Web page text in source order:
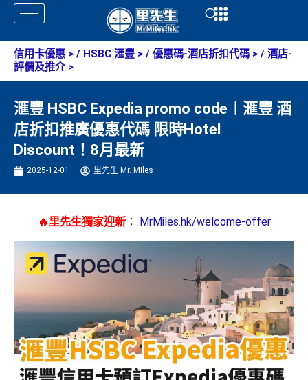
Skip
content
Open
信用卡優惠 > / HSBC 滙豐 > / 優惠碼-酒店折扣代碼 > / 酒店-
評價及推介>
滙豐 HSBC Expedia promo code︱滙豐 酒
店折扣推廣優惠代碼 限時Hotel
Discount！8月最新
2025-12-01 里先生 Mr. Miles
🔥里先生獨家迎新： MrMiles.hk/welcome-offer